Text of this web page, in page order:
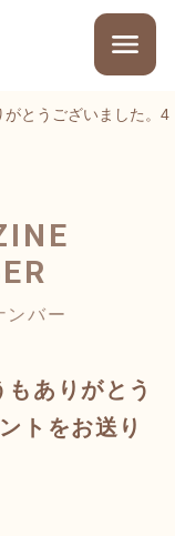
がとうございました。4
ンバー
ありがとう
トをお送り